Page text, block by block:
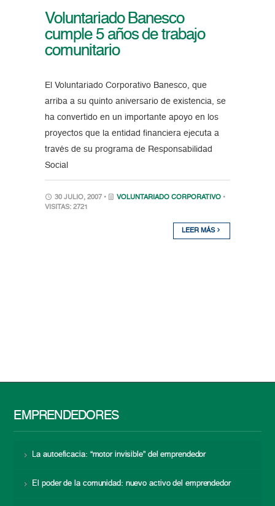
Voluntariado Banesco
cumple 5 años de trabajo
comunitario
El Voluntariado Corporativo Banesco, que
arriba a su quinto aniversario de existencia, se
ha convertido en un importante apoyo en los
proyectos que la entidad financiera ejecuta a
través de su programa de Responsabilidad
Social
30 JULIO, 2007 • VOLUNTARIADO CORPORATIVO •
VISITAS: 2721
LEER MÁS
EMPRENDEDORES
La autoeficacia: “motor invisible” del emprendedor
El poder de la comunidad: nuevo activo del emprendedor